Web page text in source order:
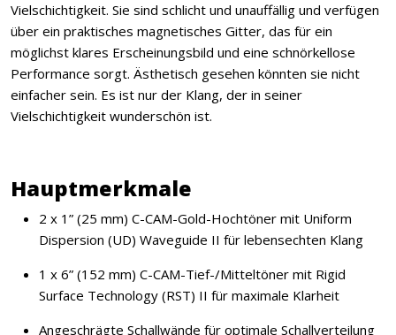
Vielschichtigkeit. Sie sind schlicht und unauffällig und verfügen
über ein praktisches magnetisches Gitter, das für ein
möglichst klares Erscheinungsbild und eine schnörkellose
Performance sorgt. Ästhetisch gesehen könnten sie nicht
einfacher sein. Es ist nur der Klang, der in seiner
Vielschichtigkeit wunderschön ist.
Hauptmerkmale
2 x 1” (25 mm) C-CAM-Gold-Hochtöner mit Uniform
Dispersion (UD) Waveguide II für lebensechten Klang
1 x 6” (152 mm) C-CAM-Tief-/Mitteltöner mit Rigid
Surface Technology (RST) II für maximale Klarheit
Angeschrägte Schallwände für optimale Schallverteilung